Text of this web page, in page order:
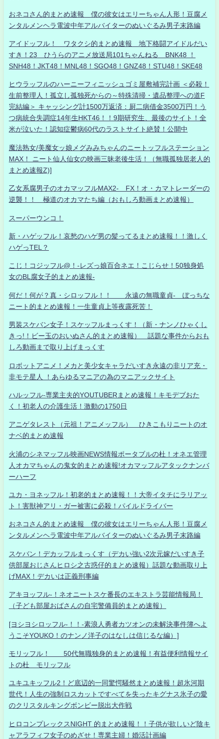
おネコさん的まとめ速報 僕の彼女はエリーちゃん人形！豆腐メ
ンタルメンヘラ電波中年アルバイターのぬいぐるみ男子末路編
アイドッフル！ ワタクシ的まとめ速報 地下格闘アイドルだい
すき！23 ひうらのアニメ放送局101ちゃんねる BNK48 ！
SNH48！JKT48！MNL48！SGO48！GNZ48！STU48！SKE48
ヒウラッフルのハーニーフィニッシュゴミ屋敷補完計画 ＜必殺！
生前整理人！孤立し孤独死からの～特殊清掃・遺品整理への道F
完結編＞ キャッシング計1500万返済：厨二病借金3500万円！う
つ病統合失調症14年生HKT46！！9期研究生、最後のサイト！全
米が泣いた！認知症鬱病60代のラストサイト絶賛！公開中
魔法熟女/美魔女ッ娘メグみみちゃんのニートッフルステーション
MAX！ ニート仙人仙女の映画三昧老後生活！（無職孤独居老人的
まとめ速報Z)]
乙女系腐男子のオカマッフルMAX2- FX！オ・カマトレーダーの
逆襲！！ 極道のオカマたち編（おもしろ動画まとめ速報）
スーパーウンコ！
新・ハゲッフル！哀愁のハゲ男の髪ってるまとめ速報！！激しく
ハゲっTEL？
こじ！コジッフル@！-レズっ娘百合ネエ！こじらせ！50独身処
女のBL腐女子的まとめ速報-
何だ！何が？真・シロッフル！！ 永遠の無職童貞- ぼっちな
ニート的まとめ速報！一生童貞上等夜露死苦！
男装スケバン女子！スケッフルまっくす！（新・ナンノひゃくし
きっ!！ビー玉のおいぬさん的まとめ速報） 話題な事件からおも
しろ動画まで取り上げまっくす
ロボットアニメ！メカと美少女キャラだいすき永遠の非リア充・
非モテ星人 ！あらゆるマニアの為のマニアックサイト
ハルッフル-専業主夫的YOUTUBERまとめ速報！キモデブおた
く！初老人の介護生活！激動の1750日
アニゲタレスト（元祖！アニメッフル） ひきこもりニートのオ
ナベ的まとめ速報
火浦のシネマッフル映画NEWS情報ポータブルの杜！オネエ管理
人オカマちゃんの鬼女的まとめ速報!オカマッフルアタックナンバ
ーハーフ
ユカ・ヨネッフル！初老的まとめ速報！！大帝イタチにラリアッ
ト！害獣神アリ・ガー被害に必殺！パイルドライバー
おネコさん的まとめ速報 僕の彼女はエリーちゃん人形！豆腐メ
ンタルメンヘラ電波中年アルバイターのぬいぐるみ男子末路編
スケバン！デカッフルまっくす（デカい強い2次元嫁だいすき子
供部屋おじさんヒロシ之古惑仔的まとめ速報）話題な動画取り上
げMAX！デカいは正義刑事編
アキヨッフル-！ネオニートスケ番長のエキストラ芸能情報局！
（子ども部屋おばさんの自宅警備員的まとめ速報）
[ヨシヨシロッフル-！！-素浪人勇者カツオンの未解決事件簿へよ
うこそYOUKO！のナンノ洋子のはなしは信じるな編）]
モリッフル！ 50代無職独身的まとめ速報！有益便利情報サイ
トの杜 モリッフル
ユキユキッフル2！ど底辺的一同驚愕騒然まとめ速報！超氷河期
世代！人生の強制ロスカットですべてを失ったキグナス氷子の愛
のクリスタルキングボンビー脱出大作戦
ヒロコンプレックスNIGHT 的まとめ速報！！子供が欲しいど陰キ
ャアラフィフ女子のめざせ！専業主婦！婚活計画編